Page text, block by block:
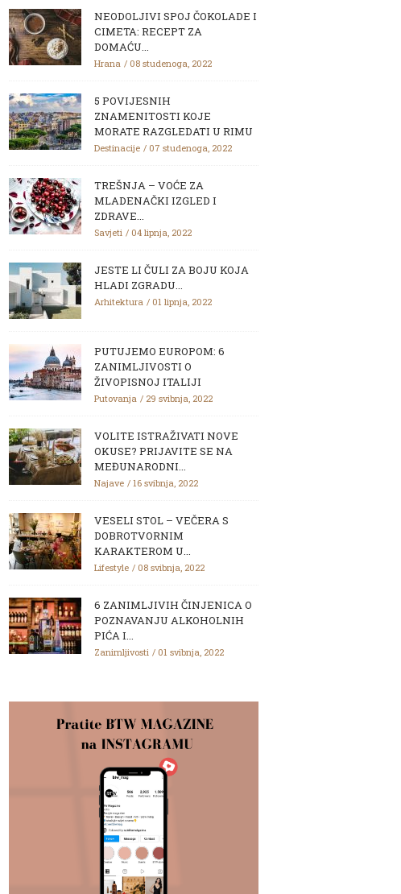
NEODOLJIVI SPOJ ČOKOLADE I
CIMETA: RECEPT ZA
DOMAĆU...
Hrana 08 studenoga, 2022
5 POVIJESNIH
ZNAMENITOSTI KOJE
MORATE RAZGLEDATI U RIMU
Destinacije 07 studenoga, 2022
TREŠNJA – VOĆE ZA
MLADENAČKI IZGLED I
ZDRAVE...
Savjeti 04 lipnja, 2022
JESTE LI ČULI ZA BOJU KOJA
HLADI ZGRADU...
Arhitektura 01 lipnja, 2022
PUTUJEMO EUROPOM: 6
ZANIMLJIVOSTI O
ŽIVOPISNOJ ITALIJI
Putovanja 29 svibnja, 2022
VOLITE ISTRAŽIVATI NOVE
OKUSE? PRIJAVITE SE NA
MEĐUNARODNI...
Najave 16 svibnja, 2022
VESELI STOL – VEČERA S
DOBROTVORNIM
KARAKTEROM U...
Lifestyle 08 svibnja, 2022
6 ZANIMLJIVIH ČINJENICA O
POZNAVANJU ALKOHOLNIH
PIĆA I...
Zanimljivosti 01 svibnja, 2022